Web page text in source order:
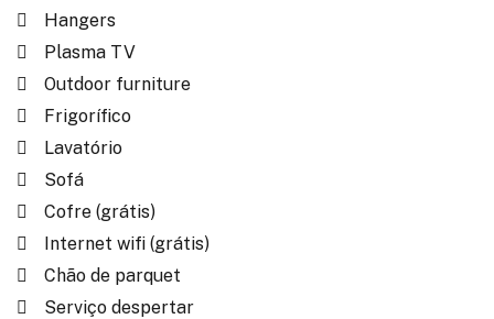
Hangers
Plasma TV
Outdoor furniture
Frigorífico
Lavatório
Sofá
Cofre (grátis)
Internet wifi (grátis)
Chão de parquet
Serviço despertar